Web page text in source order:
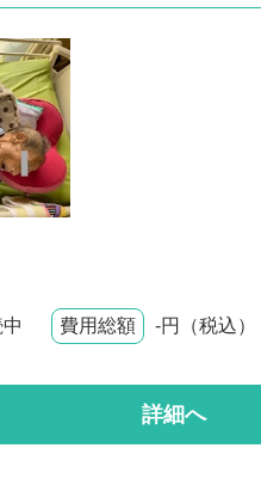
費用総額 -円（税込）
詳細へ